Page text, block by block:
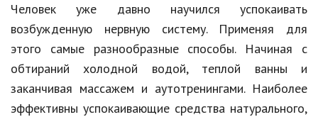
Статьи
Обзоры
Рецепты
Человек уже давно научился успокаивать
возбужденную нервную систему. Применяя для
этого самые разнообразные способы. Начиная с
обтираний холодной водой, теплой ванны и
заканчивая массажем и аутотренингами. Наиболее
эффективны успокаивающие средства натурального,